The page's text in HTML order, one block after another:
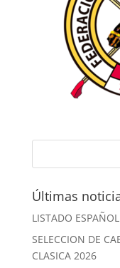
Últimas
LISTADO
SELECCION DE
CLASICA 2026